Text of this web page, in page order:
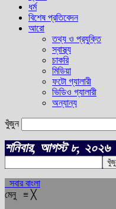
ধর্ম
বিশেষ প্রতিবেদন
আরো
তথ্য ও প্রযুক্তি
স্বাস্থ্য
চাকরি
মিডিয়া
ফটো গ্যালারী
ভিডিও গ্যালারী
অন্যান্য
খুঁজুন
শনিবার, আগস্ট ৮, ২০২৬
সবার বাংলা
মেনু ≡ ╳